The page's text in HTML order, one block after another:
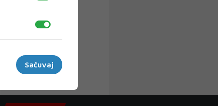
Sačuvaj